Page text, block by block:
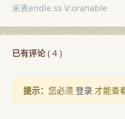
米表endle.ss V:oranable
已有评论( 4 )
提示： 您必须 登录 才能查